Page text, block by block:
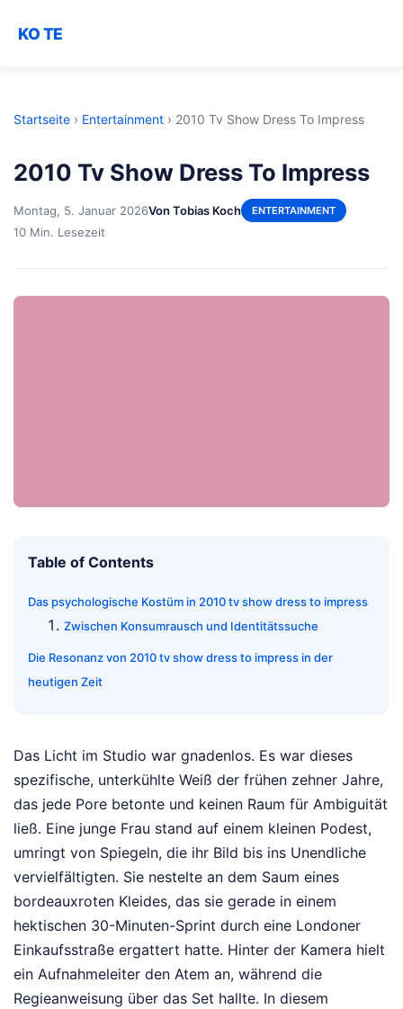
KO TE
Startseite › Entertainment › 2010 Tv Show Dress To Impress
2010 Tv Show Dress To Impress
Montag, 5. Januar 2026Von Tobias Koch ENTERTAINMENT
10 Min. Lesezeit
Table of Contents
Das psychologische Kostüm in 2010 tv show dress to impress
Zwischen Konsumrausch und Identitätssuche
Die Resonanz von 2010 tv show dress to impress in der
heutigen Zeit
Das Licht im Studio war gnadenlos. Es war dieses
spezifische, unterkühlte Weiß der frühen zehner Jahre,
das jede Pore betonte und keinen Raum für Ambiguität
ließ. Eine junge Frau stand auf einem kleinen Podest,
umringt von Spiegeln, die ihr Bild bis ins Unendliche
vervielfältigten. Sie nestelte an dem Saum eines
bordeauxroten Kleides, das sie gerade in einem
hektischen 30-Minuten-Sprint durch eine Londoner
Einkaufsstraße ergattert hatte. Hinter der Kamera hielt
ein Aufnahmeleiter den Atem an, während die
Regieanweisung über das Set hallte. In diesem